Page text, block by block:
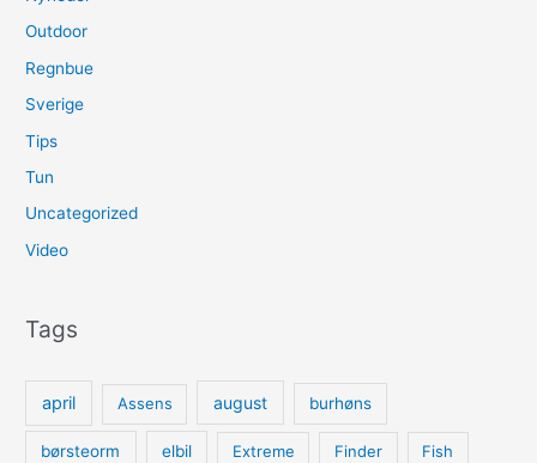
Outdoor
Regnbue
Sverige
Tips
Tun
Uncategorized
Video
Tags
april Assens august burhøns
børsteorm elbil Extreme Finder Fish